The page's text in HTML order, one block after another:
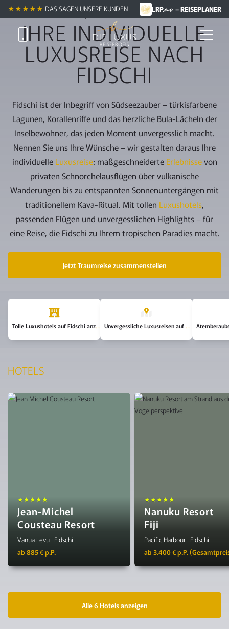
★★★★★ DAS SAGEN UNSERE KUNDEN LRP.ai – REISEPLANER
Zum
Hauptinhalt
springen
Reisen entdecken
IHRE INDIVIDUELLE
LUXUSREISE NACH
FIDSCHI
Fidschi ist der Inbegriff von Südseezauber – türkisfarbene
Lagunen, Korallenriffe und das herzliche Bula-Lächeln der
Inselbewohner, das jeden Moment unvergesslich macht.
Nennen Sie uns Ihre Wünsche – wir gestalten daraus Ihre
individuelle Luxusreise: maßgeschneiderte Erlebnissevon
privaten Schnorchelausflügen über vulkanische
Wanderungen bis zu entspannten Sonnenuntergängen mit
traditionellem Kava-Ritual. Mit tollen Luxushotels,
passenden Flügen und unvergesslichen Highlights – für
eine Reise, die Fidschi zu Ihrem tropischen Paradies macht.
Jetzt Traumreise zusammenstellen
NAVIGATION
KATEGORIEN
Tolle Luxushotels auf Fidschi anzeigen Unvergessliche Luxusreisen auf Fidschi anzeigen
HOTELS
★★★★★
Jean-Michel
Cousteau Resort
Vanua Levu | Fidschi
ab 885 € p.P.
★★★★★
Nanuku Resort
Fiji
Pacific Harbour | Fidschi
ab 3.400 € p.P.
Alle 6 Hotels anzeigen